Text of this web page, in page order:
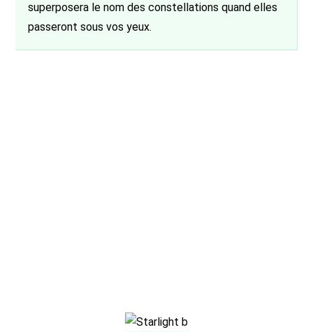
superposera le nom des constellations quand elles
passeront sous vos yeux.